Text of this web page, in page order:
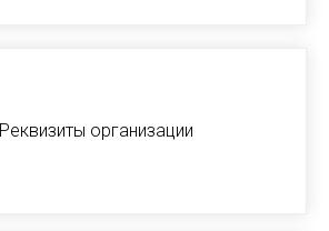
Реквизиты организации